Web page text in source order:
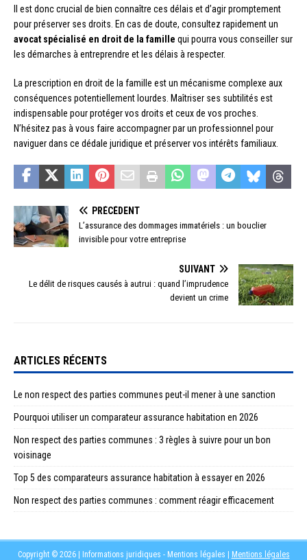
Il est donc crucial de bien connaître ces délais et d’agir promptement
pour préserver ses droits. En cas de doute, consultez rapidement un
avocat spécialisé en droit de la famille qui pourra vous conseiller sur
les démarches à entreprendre et les délais à respecter.
La prescription en droit de la famille est un mécanisme complexe aux
conséquences potentiellement lourdes. Maîtriser ses subtilités est
indispensable pour protéger vos droits et ceux de vos proches.
N’hésitez pas à vous faire accompagner par un professionnel pour
naviguer dans ce dédale juridique et préserver vos intérêts familiaux.
PRÉCÉDENT
L’assurance des dommages immatériels : un bouclier
invisible pour votre entreprise
SUIVANT
Le délit de risques causés à autrui : quand l’imprudence
devient un crime
ARTICLES RÉCENTS
Le non respect des parties communes peut-il mener à une sanction
Pourquoi utiliser un comparateur assurance habitation en 2026
Non respect des parties communes : 3 règles à suivre pour un bon
voisinage
Top 5 des comparateurs assurance habitation à essayer en 2026
Non respect des parties communes : comment réagir efficacement
Copyright © 2026 | Informations juridiques - Mentions légales Mentions légales